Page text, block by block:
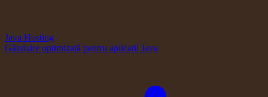
Java Hosting
Găzduire optimizată pentru aplicații Java